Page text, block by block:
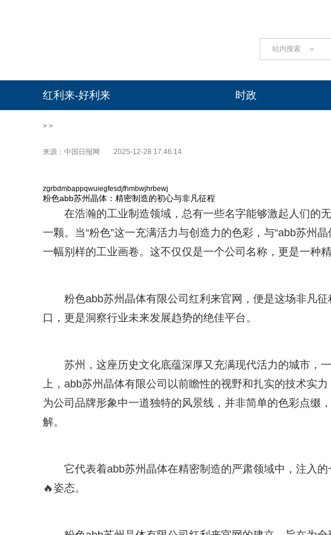
站内搜索
红利来-好利来 时政
> >
来源：中国日报网 2025-12-28 17:46:14
zgrbdmbappqwuiegfesdjfhmbwjhrbewj
粉色abb苏州晶体：精密制造的初心与非凡征程
在浩瀚的工业制造领域，总有一些名字能够激起人们的
一颗。当“粉色”这一充满活力与创造力的色彩，与“abb苏州
一幅别样的工业画卷。这不仅仅是一个公司名称，更是一种
粉色abb苏州晶体有限公司红利来官网，便是这场非凡
口，更是洞察行业未来发展趋势的绝佳平台。
苏州，这座历史文化底蕴深厚又充满现代活力的城市，
上，abb苏州晶体有限公司以前瞻性的视野和扎实的技术实
为公司品牌形象中一道独特的风景线，并非简单的色彩点缀
解。
它代表着abb苏州晶体在精密制造的严肃领域中，注入
🔥姿态。